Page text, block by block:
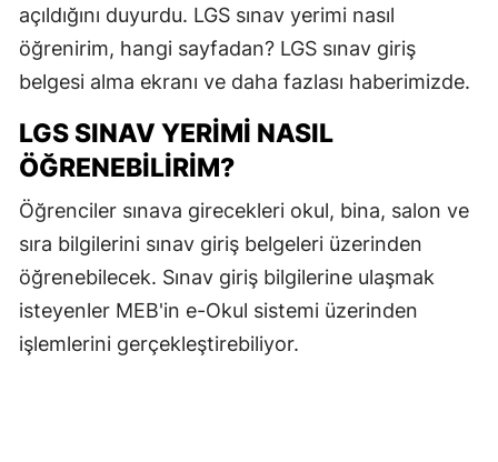
açıldığını duyurdu. LGS sınav yerimi nasıl
öğrenirim, hangi sayfadan? LGS sınav giriş
belgesi alma ekranı ve daha fazlası haberimizde.
LGS SINAV YERIMI NASIL
ÖĞRENEBILIRIM?
Öğrenciler sınava girecekleri okul, bina, salon ve
sıra bilgilerini sınav giriş belgeleri üzerinden
öğrenebilecek. Sınav giriş bilgilerine ulaşmak
isteyenler MEB'in e-Okul sistemi üzerinden
işlemlerini gerçekleştirebiliyor.